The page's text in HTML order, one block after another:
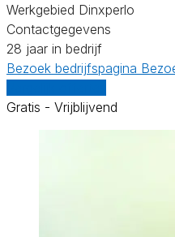
Werkgebied Dinxperlo
Contactgegevens
28 jaar in bedrijf
Bezoek bedrijfspagina
Gratis - Vrijblijvend